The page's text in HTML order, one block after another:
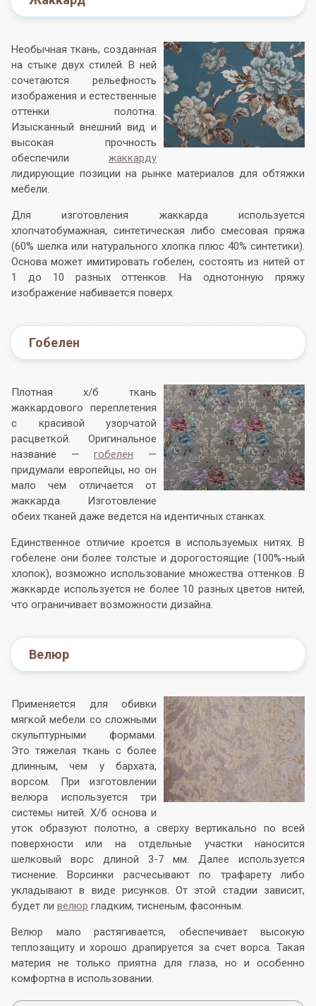
Необычная ткань, созданная
на стыке двух стилей. В ней
сочетаются рельефность
изображения и естественные
оттенки полотна.
Изысканный внешний вид и
высокая прочность
обеспечили жаккарду
лидирующие позиции на рынке материалов для обтяжки
мебели.
Для изготовления жаккарда используется
хлопчатобумажная, синтетическая либо смесовая пряжа
(60% шелка или натурального хлопка плюс 40% синтетики).
Основа может имитировать гобелен, состоять из нитей от
1 до 10 разных оттенков. На однотонную пряжу
изображение набивается поверх.
Гобелен
Плотная х/б ткань
жаккардового переплетения
с красивой узорчатой
расцветкой. Оригинальное
название —гобелен —
придумали европейцы, но он
мало чем отличается от
жаккарда. Изготовление
обеих тканей даже ведется на идентичных станках.
Единственное отличие кроется в используемых нитях. В
гобелене они более толстые и дорогостоящие (100%-ный
хлопок), возможно использование множества оттенков. В
жаккарде используется не более 10 разных цветов нитей,
что ограничивает возможности дизайна.
Велюр
Применяется для обивки
мягкой мебели со сложными
скульптурными формами.
Это тяжелая ткань с более
длинным, чем у бархата,
ворсом. При изготовлении
велюра используется три
системы нитей. Х/б основа и
уток образуют полотно, а сверху вертикально по всей
поверхности или на отдельные участки наносится
шелковый ворс длиной 3-7 мм. Далее используется
тиснение. Ворсинки расчесывают по трафарету либо
укладывают в виде рисунков. От этой стадии зависит,
будет ли велюр гладким, тисненым, фасонным.
Велюр мало растягивается, обеспечивает высокую
теплозащиту и хорошо драпируется за счет ворса. Такая
материя не только приятна для глаза, но и особенно
комфортна в использовании.